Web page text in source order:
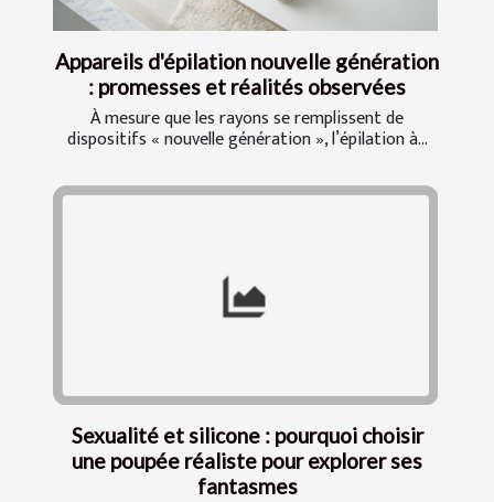
Appareils d'épilation nouvelle génération
: promesses et réalités observées
À mesure que les rayons se remplissent de
dispositifs « nouvelle génération », l’épilation à...
Sexualité et silicone : pourquoi choisir
une poupée réaliste pour explorer ses
fantasmes